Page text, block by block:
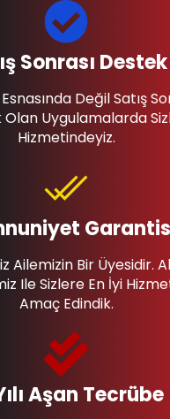
Aşan Tecrübe
Ailemizin Bir Üyesidir.
Ile Sizlere En İyi
Amaç Edindik.
Sonrası Destek
Değil Satış
Olan Uygulamalarda
Hizmetindeyiz.